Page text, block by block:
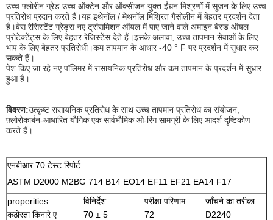
उच्च फ्लोरीन ग्रेड उच्च ऑक्टेन और ऑक्सीजन युक्त ईंधन मिश्रणों में सूजन के लिए उच्च
प्रतिरोध प्रदान करते हैं।यह इथेनॉल / मेथनॉल मिश्रित गैसोलीन में बेहतर प्रदर्शन देता
है।बेस रेसिस्टेंट ग्रेड्स नए ट्रांसमिशन ऑयल में पाए जाने वाले अमाइन बेस्ड ऑयल
प्रोटेक्टेंट्स के लिए बेहतर रेजिस्टेंस देते हैं।इसके अलावा, उच्च तापमान सेवाओं के लिए
भाप के लिए बेहतर प्रतिरोधी।कम तापमान के आधार -40 ° F पर प्रदर्शन में सुधार कर
सकते हैं।
पेश किए जा रहे नए पॉलिमर में रासायनिक प्रतिरोध और कम तापमान के प्रदर्शन में सुधार
हुआ है।
विवरण:उत्कृष्ट रासायनिक प्रतिरोध के साथ उच्च तापमान प्रतिरोध का संयोजन,
फ़्लोरोकार्बन-आधारित यौगिक एक सार्वभौमिक ओ-रिंग सामग्री के लिए आदर्श दृष्टिकोण
करते हैं।
एनबीआर 70 टेस्ट रिपोर्ट
ASTM D2000 M2BG 714 B14 EO14 EF11 EF21 EA14 F17
properities
विनिर्देश परीक्षा परिणाम
जाँचने का तरीका
कठोरता किनारे ए
70 ± 5 72
D2240